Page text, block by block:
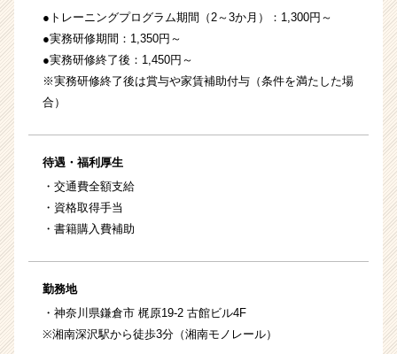
●トレーニングプログラム期間（2～3か月）：1,300円～
●実務研修期間：1,350円～
●実務研修終了後：1,450円～
※実務研修終了後は賞与や家賃補助付与（条件を満たした場
合）
待遇・福利厚生
・交通費全額支給
・資格取得手当
・書籍購入費補助
勤務地
・神奈川県鎌倉市 梶原19-2 古館ビル4F
※湘南深沢駅から徒歩3分（湘南モノレール）